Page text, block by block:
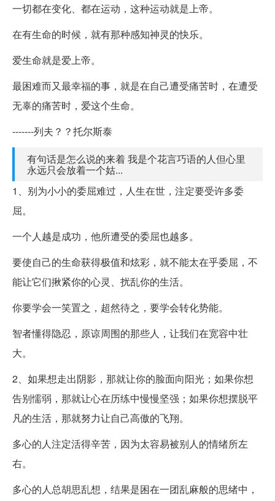
一切都在变化、都在运动，这种运动就是上帝。
在有生命的时候，就有那种感知神灵的快乐。
爱生命就是爱上帝。
最困难而又最幸福的事，就是在自己遭受痛苦时，在遭受
无辜的痛苦时，爱这个生命。
-------列夫？？托尔斯泰
有句话是怎么说的来着 我是个花言巧语的人但心里
永远只会放着一个姑...
1、别为小小的委屈难过，人生在世，注定要受许多委
屈。
一个人越是成功，他所遭受的委屈也越多。
要使自己的生命获得极值和炫彩，就不能太在乎委屈，不
能让它们揪紧你的心灵、扰乱你的生活。
你要学会一笑置之，超然待之，要学会转化势能。
智者懂得隐忍，原谅周围的那些人，让我们在宽容中壮
大。
2、如果想走出阴影，那就让你的脸面向阳光；如果你想
告别懦弱，那就让心在历练中慢慢坚强；如果你想摆脱平
凡的生活，那就努力让自己高傲的飞翔。
多心的人注定活得辛苦，因为太容易被别人的情绪所左
右。
多心的人总胡思乱想，结果是困在一团乱麻般的思绪中，